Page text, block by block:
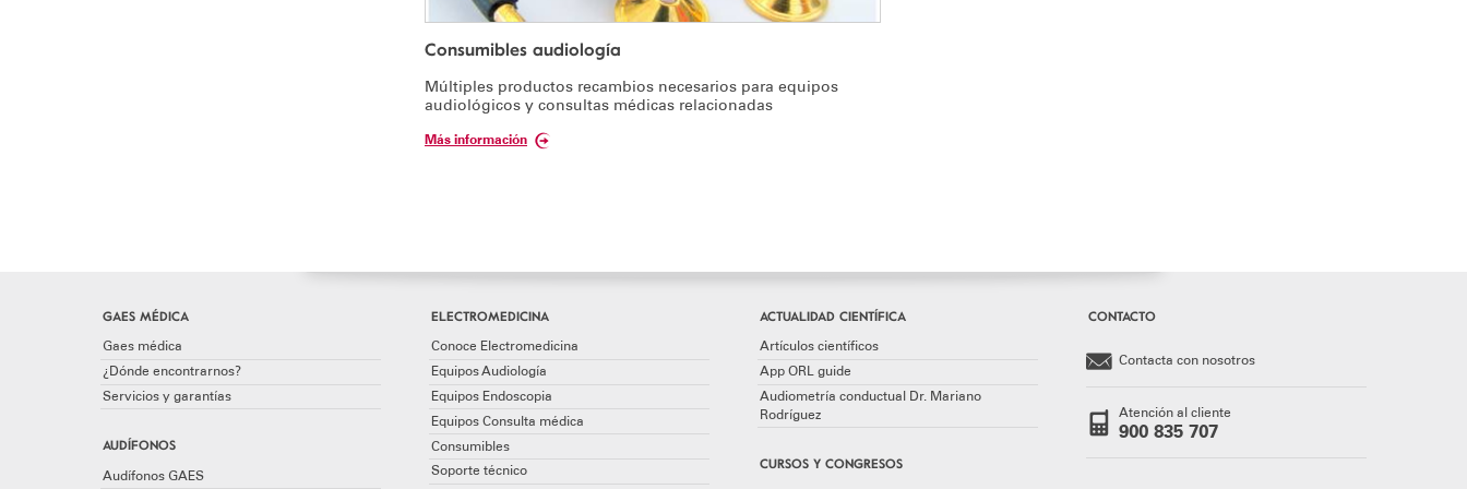
Consumibles audiología
Múltiples productos recambios necesarios para equipos
audiológicos y consultas médicas relacionadas
Más información
GAES MÉDICA
Gaes médica
¿Dónde encontrarnos?
Servicios y garantías
AUDÍFONOS
Audífonos GAES
ELECTROMEDICINA
Conoce Electromedicina
Equipos Audiología
Equipos Endoscopia
Equipos Consulta médica
Consumibles
Soporte técnico
ACTUALIDAD CIENTÍFICA
Artículos científicos
App ORL guide
Audiometría conductual Dr. Mariano
Rodríguez
CURSOS Y CONGRESOS
CONTACTO
Contacta con nosotros
Atención al cliente
900 835 707